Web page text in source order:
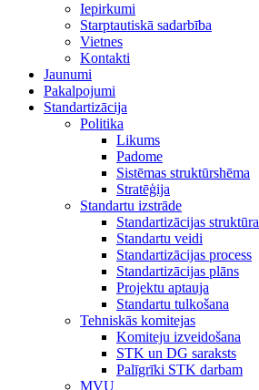
Iepirkumi
Starptautiskā sadarbība
Vietnes
Kontakti
Jaunumi
Pakalpojumi
Standartizācija
Politika
Likums
Padome
Sistēmas struktūrshēma
Stratēģija
Standartu izstrāde
Standartizācijas struktūra
Standartu veidi
Standartizācijas process
Standartizācijas plāns
Projektu aptauja
Standartu tulkošana
Tehniskās komitejas
Komiteju izveidošana
STK un DG saraksts
Palīgrīki STK darbam
MVU